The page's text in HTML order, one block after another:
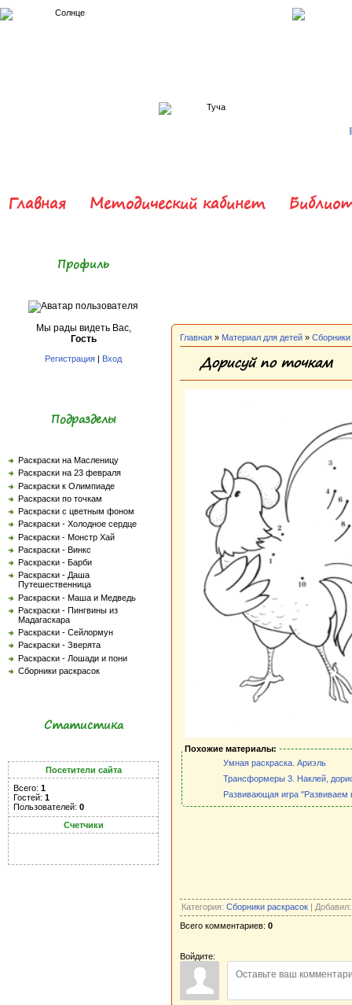
Главная Методический кабинет
Профиль
Мы рады видеть Вас,
Гость
Регистрация | Вход
Подразделы
Раскраски на Масленицу
Раскраски на 23 февраля
Раскраски к Олимпиаде
Раскраски по точкам
Раскраски с цветным фоном
Раскраски - Холодное сердце
Раскраски - Монстр Хай
Раскраски - Винкс
Раскраски - Барби
Раскраски - Даша
Путешественница
Раскраски - Маша и Медведь
Раскраски - Пингвины из
Мадагаскара
Раскраски - Сейлормун
Раскраски - Зверята
Раскраски - Лошади и пони
Сборники раскрасок
Статистика
Посетители сайта
Всего: 1
Гостей: 1
Пользователей: 0
Счетчики
Главная » Материал для детей » Сборники
Дорисуй по точкам
Похожие материалы:
Умная раскраска. Ариэль
Трансформеры 3. Наклей,
Развивающая игра "Развиваем
Категория: Сборники раскрасок |
Всего комментариев: 0
Войдите: